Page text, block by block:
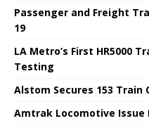
Passenger and Freight
19
LA Metro’s First HR5000
Testing
Alstom Secures 153
Amtrak Locomotive Issue